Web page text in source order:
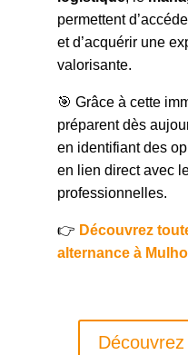
permettent
et d’acquérir une
valorisante.
🎯 Grâce à cette
préparent dès
en identifiant des
en lien direct avec
professionnelles.
👉 Découvrez
alternance à